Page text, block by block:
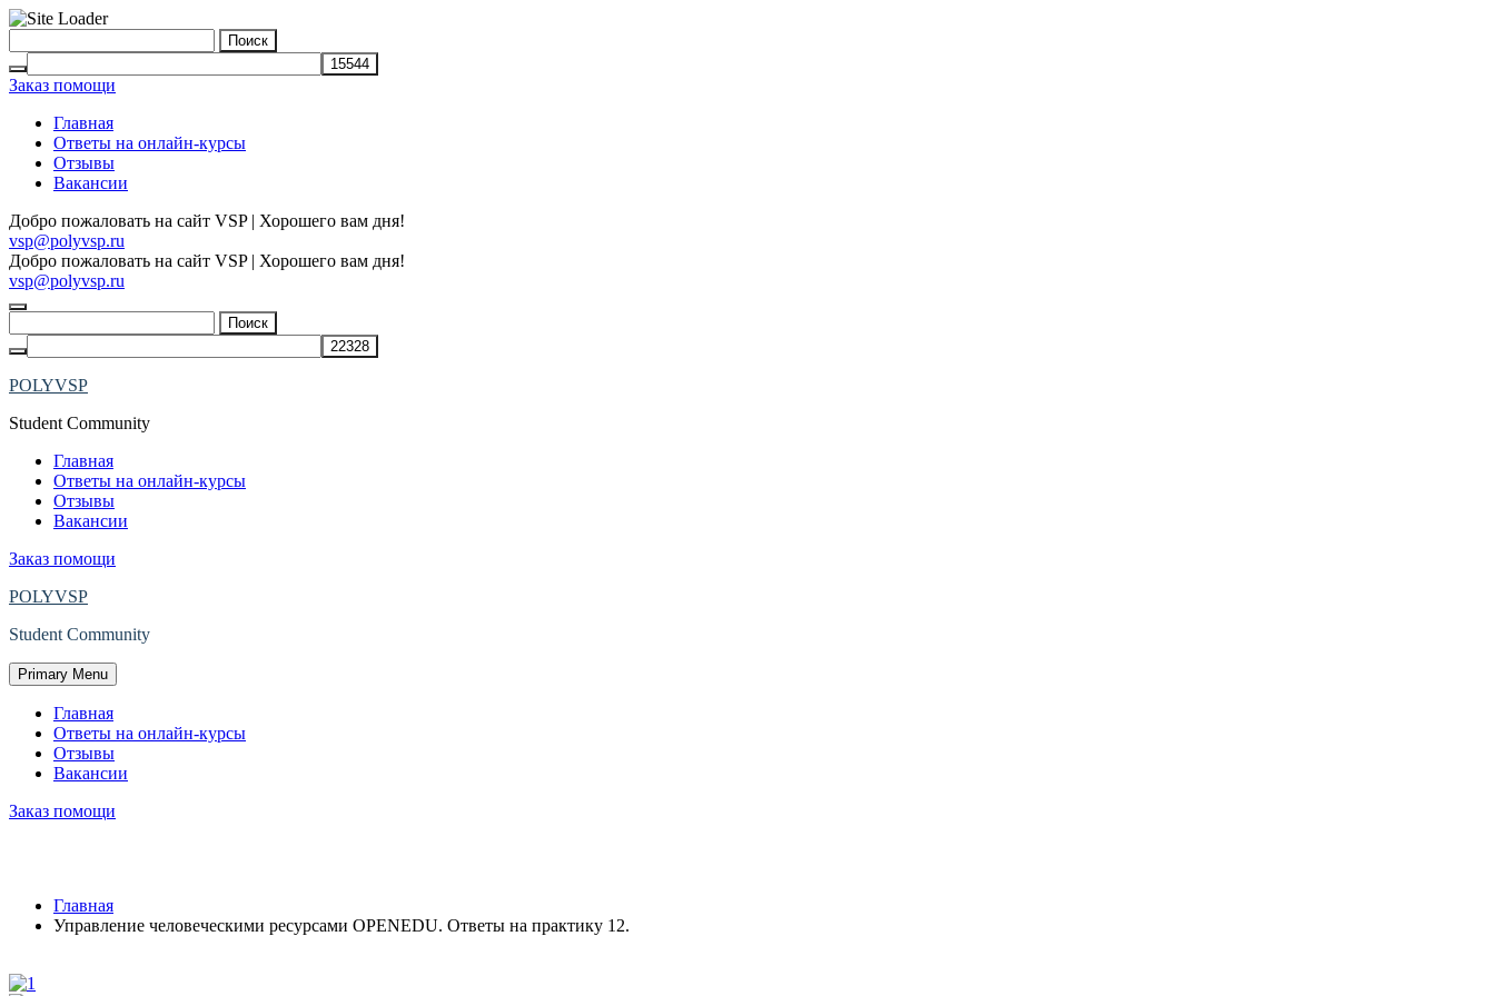
to
content
Заказ помощи
Главная
Ответы на онлайн-курсы
Отзывы
Вакансии
Добро пожаловать на сайт VSP | Хорошего вам дня!
vsp@polyvsp.ru
Добро пожаловать на сайт VSP | Хорошего вам дня!
vsp@polyvsp.ru
POLYVSP
Student Community
Главная
Ответы на онлайн-курсы
Отзывы
Вакансии
Заказ помощи
POLYVSP
Student Community
Primary Menu
Главная
Ответы на онлайн-курсы
Отзывы
Вакансии
Заказ помощи
Главная
Управление человеческими ресурсами OPENEDU. Ответы на практику 12.